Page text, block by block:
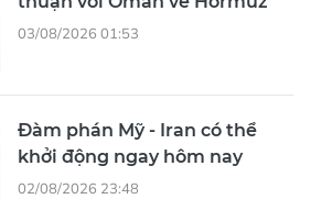
03/08/2026 01:53
Đàm phán Mỹ - Iran có thể
khởi động ngay hôm nay
02/08/2026 23:48